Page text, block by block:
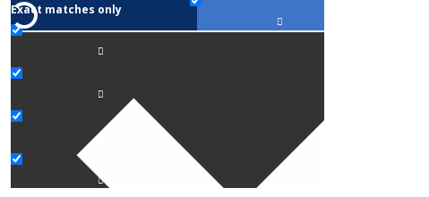
Exact matches only